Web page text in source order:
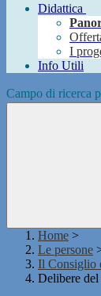
Didattica
I
Info Utili
Campo di ricerca
Home >
Le persone
Il Consiglio
Delibere